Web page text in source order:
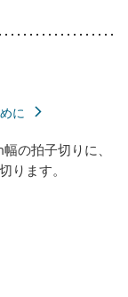
に
の拍子切りに、
ります。